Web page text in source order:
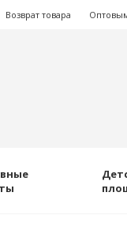
Возврат товара